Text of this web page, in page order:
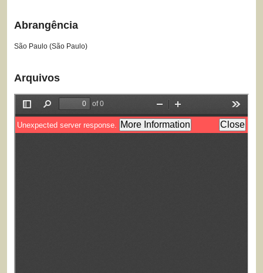
Abrangência
São Paulo (São Paulo)
Arquivos